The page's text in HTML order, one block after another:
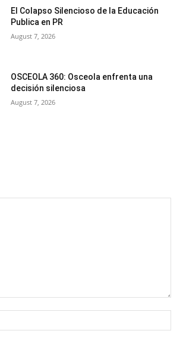
El Colapso Silencioso de la Educación
Publica en PR
August 7, 2026
OSCEOLA 360: Osceola enfrenta una
decisión silenciosa
August 7, 2026